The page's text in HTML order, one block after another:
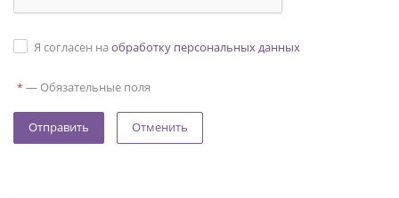
Я согласен на обработку персональных данных
* — Обязательные поля
Отменить